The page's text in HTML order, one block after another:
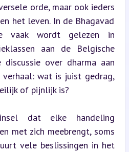
orde, maar ook ieders
het leven. In de Bhagavad
vaak wordt gelezen in
aan de Belgische
over dharma aan
wat is juist gedrag,
of pijnlijk is?
dat elke handeling
met zich meebrengt, soms
vele beslissingen in het